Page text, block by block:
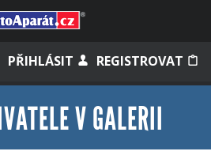
PŘIHLÁSIT REGISTROVAT
V GALERII